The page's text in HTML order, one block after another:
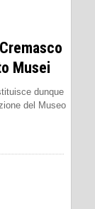
Musei
dunque
del Museo